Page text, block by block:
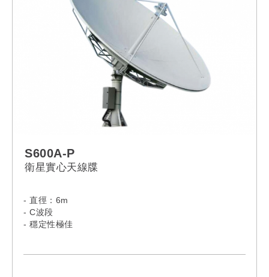
S600A-P
衛星實心天線牒
- 直徑：6m
- C波段
- 穩定性極佳